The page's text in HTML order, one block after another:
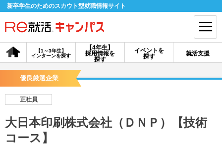
新卒学生のためのスカウト型就職情報サイト
【4年生】
採用情報を
探す
【1～3年生】
インターンを探す
イベントを
探す
就活支援
会員登録 ログイン
探す
【4年生】
優良厳選企業
正社員
大日本印刷株式会社（ＤＮＰ）【技術
コース】